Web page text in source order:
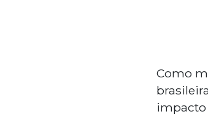
Como
impacto